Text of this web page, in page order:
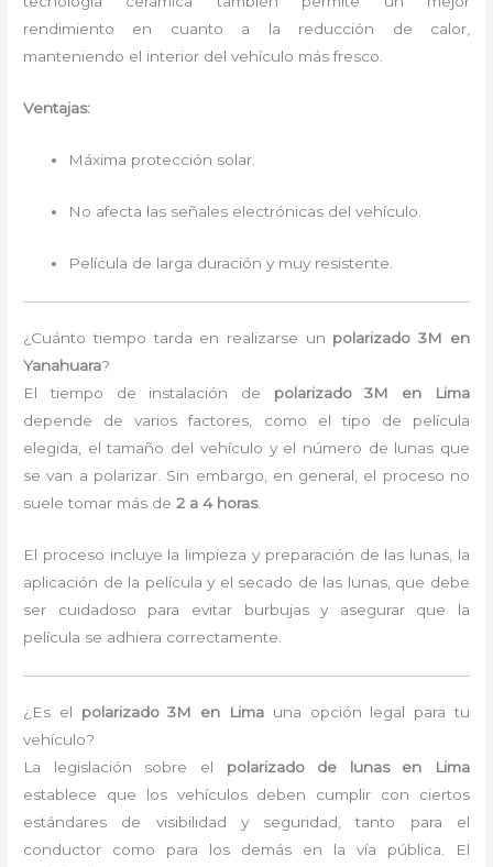
rendimiento en cuanto a la reducción de calor,
manteniendo el interior del vehículo más fresco.
Ventajas:
Máxima protección solar.
No afecta las señales electrónicas del vehículo.
Película de larga duración y muy resistente.
¿Cuánto tiempo tarda en realizarse un polarizado 3M en
Yanahuara?
El tiempo de instalación de polarizado 3M en Lima
depende de varios factores, como el tipo de película
elegida, el tamaño del vehículo y el número de lunas que
se van a polarizar. Sin embargo, en general, el proceso no
suele tomar más de2 a 4 horas.
El proceso incluye la limpieza y preparación de las lunas, la
aplicación de la película y el secado de las lunas, que debe
ser cuidadoso para evitar burbujas y asegurar que la
película se adhiera correctamente.
¿Es el polarizado 3M en Lima una opción legal para tu
vehículo?
La legislación sobre el polarizado de lunas en Lima
establece que los vehículos deben cumplir con ciertos
estándares de visibilidad y seguridad, tanto para el
conductor como para los demás en la vía pública. El